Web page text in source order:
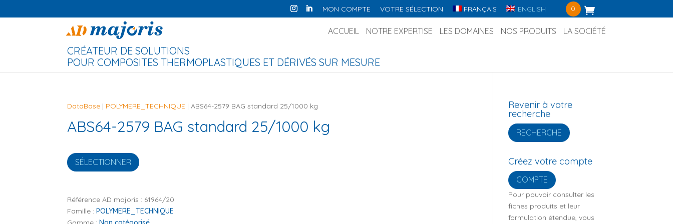
MON COMPTE VOTRE SÉLECTION FRANÇAIS ENGLISH 0
CRÉATEUR DE SOLUTIONS
POUR COMPOSITES THERMOPLASTIQUES ET DÉRIVÉS SUR MESURE
ACCUEIL NOTRE EXPERTISE LES DOMAINES NOS PRODUITS LA SOCIÉTÉ
DataBase | POLYMERE_TECHNIQUE | ABS64-2579 BAG standard 25/1000 kg
ABS64-2579 BAG standard 25/1000 kg
SÉLECTIONNER
Référence AD majoris : 61964/20
Famille :POLYMERE_TECHNIQUE
Revenir à votre
recherche
RECHERCHE
Créez votre compte
COMPTE
Pour pouvoir consulter les
fiches produits et leur
formulation étendue, vous